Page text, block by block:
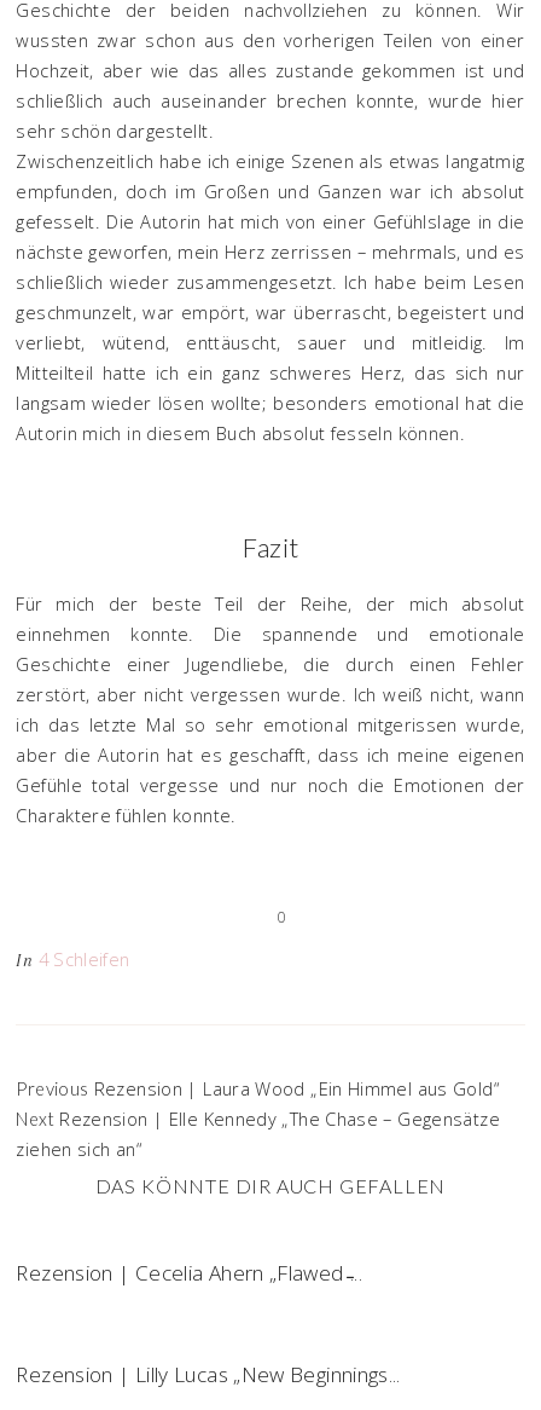
Geschichte der beiden nachvollziehen zu können. Wir
wussten zwar schon aus den vorherigen Teilen von einer
Hochzeit, aber wie das alles zustande gekommen ist und
schließlich auch auseinander brechen konnte, wurde hier
sehr schön dargestellt.
Zwischenzeitlich habe ich einige Szenen als etwas langatmig
empfunden, doch im Großen und Ganzen war ich absolut
gefesselt. Die Autorin hat mich von einer Gefühlslage in die
nächste geworfen, mein Herz zerrissen – mehrmals, und es
schließlich wieder zusammengesetzt. Ich habe beim Lesen
geschmunzelt, war empört, war überrascht, begeistert und
verliebt, wütend, enttäuscht, sauer und mitleidig. Im
Mitteilteil hatte ich ein ganz schweres Herz, das sich nur
langsam wieder lösen wollte; besonders emotional hat die
Autorin mich in diesem Buch absolut fesseln können.
Fazit
Für mich der beste Teil der Reihe, der mich absolut
einnehmen konnte. Die spannende und emotionale
Geschichte einer Jugendliebe, die durch einen Fehler
zerstört, aber nicht vergessen wurde. Ich weiß nicht, wann
ich das letzte Mal so sehr emotional mitgerissen wurde,
aber die Autorin hat es geschafft, dass ich meine eigenen
Gefühle total vergesse und nur noch die Emotionen der
Charaktere fühlen konnte.
0
In 4 Schleifen
Previous Rezension | Laura Wood „Ein Himmel aus Gold“
Next Rezension | Elle Kennedy „The Chase – Gegensätze
ziehen sich an“
DAS KÖNNTE DIR AUCH GEFALLEN
Rezension | Cecelia Ahern „Flawed ̵...
Rezension | Lilly Lucas „New Beginnings...